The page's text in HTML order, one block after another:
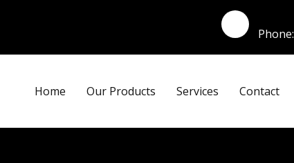
Phone:
Home Our Products Services Contact